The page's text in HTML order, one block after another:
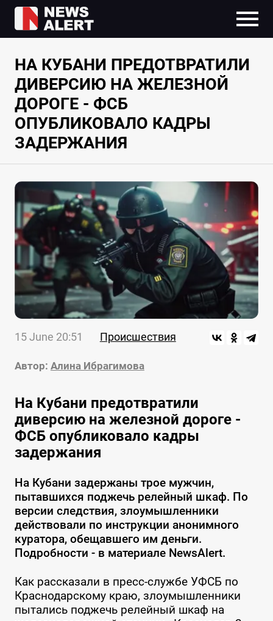
НА КУБАНИ ПРЕДОТВРАТИЛИ
ДИВЕРСИЮ НА ЖЕЛЕЗНОЙ
ДОРОГЕ - ФСБ
ОПУБЛИКОВАЛО КАДРЫ
ЗАДЕРЖАНИЯ
15 June 20:51 Происшествия
Автор: Алина Ибрагимова
На Кубани предотвратили
диверсию на железной дороге -
ФСБ опубликовало кадры
задержания
На Кубани задержаны трое мужчин,
пытавшихся поджечь релейный шкаф. По
версии следствия, злоумышленники
действовали по инструкции анонимного
куратора, обещавшего им деньги.
Подробности - в материале NewsAlert.
Как рассказали в пресс-службе УФСБ по
Краснодарскому краю, злоумышленники
пытались поджечь релейный шкаф на